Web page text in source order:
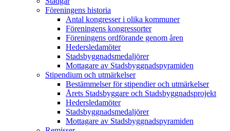
Föreningens historia
Antal kongresser i olika kommuner
Föreningens kongressorter
Föreningens ordförande genom åren
Hedersledamöter
Stadsbyggnadsmedaljörer
Mottagare av Stadsbyggnadspyramiden
Stipendium och utmärkelser
Bestämmelser för stipendier och utmärkelser
Årets Stadsbyggare och Stadsbyggnadsprojekt
Hedersledamöter
Stadsbyggnadsmedaljörer
Mottagare av Stadsbyggnadspyramiden